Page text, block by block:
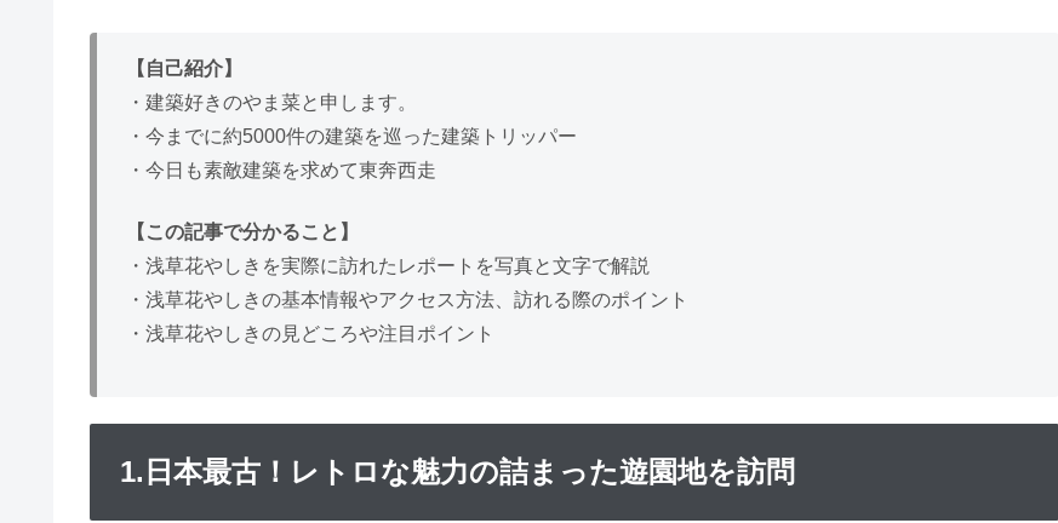
【自己紹介】
・建築好きのやま菜と申します。
・今までに約5000件の建築を巡った建築トリッパー
・今日も素敵建築を求めて東奔西走
【この記事で分かること】
・浅草花やしきを実際に訪れたレポートを写真と文字で解説
・浅草花やしきの基本情報やアクセス方法、訪れる際のポイント
・浅草花やしきの見どころや注目ポイント
1.日本最古！レトロな魅力の詰まった遊園地を訪問